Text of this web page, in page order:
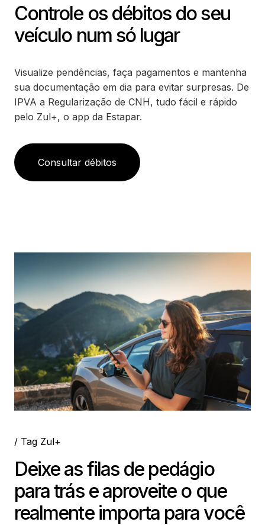
Controle os débitos do seu
veículo num só lugar
Visualize pendências, faça pagamentos e mantenha
sua documentação em dia para evitar surpresas. De
IPVA a Regularização de CNH, tudo fácil e rápido
pelo Zul+, o app da Estapar.
Consultar débitos
/ Tag Zul+
Deixe as filas de pedágio
para trás e aproveite o que
realmente importa para você